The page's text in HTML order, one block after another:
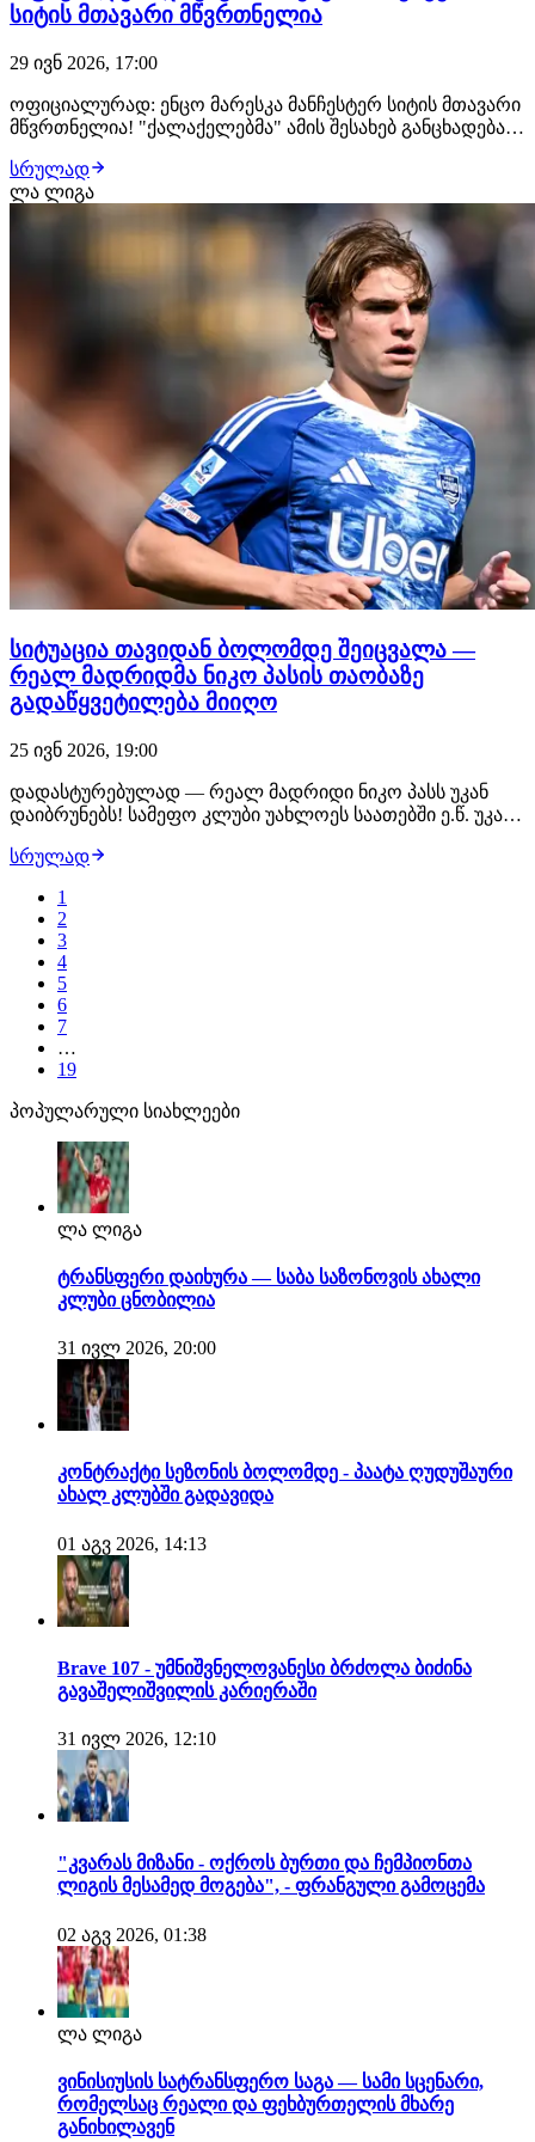
სიტის მთავარი მწვრთნელია
29 ივნ 2026, 17:00
ოფიციალურად: ენცო მარესკა მანჩესტერ სიტის მთავარი
მწვრთნელია! "ქალაქელებმა" ამის შესახებ განცხადება
სპეციალისტმა ახალ კლუბთან 3-წლიანი კონტრაქტი
გააფორმა. ჩელსი მარესკას სანაცვლოდ დაახლოებით
£17 მილიონს მიიღებს შეგახსენებთ, რომ ენცო მარ…
სრულად
ლა ლიგა
სიტუაცია თავიდან ბოლომდე შეიცვალა —
რეალ მადრიდმა ნიკო პასის თაობაზე
გადაწყვეტილება მიიღო
25 ივნ 2026, 19:00
დადასტურებულად — რეალ მადრიდი ნიკო პასს უკან
დაიბრუნებს! სამეფო კლუბი უახლოეს საათებში ე.წ. უკან
შემდეგაც 21 წლის არგენტინელი ფეხბურთელი კომოდან
რეალი პასის შენარჩუნებას გეგმავდა, ახლა სი…
სრულად
1
2
3
4
5
6
7
…
19
პოპულარული სიახლეები
ლა ლიგა
ტრანსფერი დაიხურა — საბა საზონოვის ახალი
კლუბი ცნობილია
31 ივლ 2026, 20:00
კონტრაქტი სეზონის ბოლომდე - პაატა ღუდუშაური
ახალ კლუბში გადავიდა
01 აგვ 2026, 14:13
Brave 107 - უმნიშვნელოვანესი ბრძოლა ბიძინა
გავაშელიშვილის კარიერაში
31 ივლ 2026, 12:10
"კვარას მიზანი - ოქროს ბურთი და ჩემპიონთა
ლიგის მესამედ მოგება", - ფრანგული გამოცემა
02 აგვ 2026, 01:38
ლა ლიგა
ვინისიუსის სატრანსფერო საგა — სამი სცენარი,
რომელსაც რეალი და ფეხბურთელის მხარე
განიხილავენ